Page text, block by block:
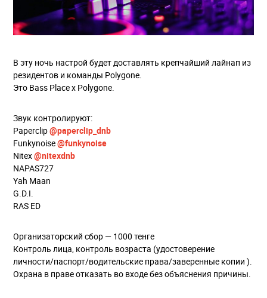
В эту ночь настрой будет доставлять крепчайший лайнап из
резидентов и команды Polygone.
Это Bass Place x Polygone.
Звук контролируют:
Paperclip@paperclip_dnb
Funkynoise@funkynoise
Nitex@nitexdnb
NAPAS727
Yah Maan
G.D.I.
RAS ED
Организаторский сбор — 1000 тенге
Контроль лица, контроль возраста (удостоверение
личности/паспорт/водительские права/заверенные копии ).
Охрана в праве отказать во входе без объяснения причины.